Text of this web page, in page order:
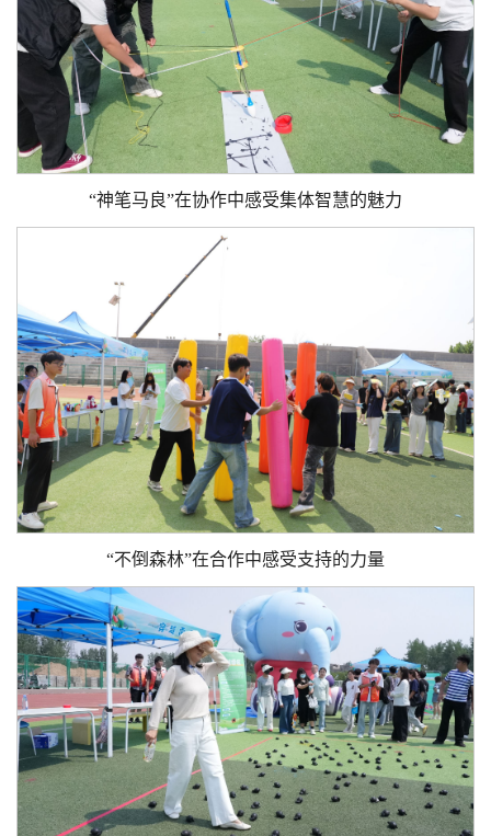
“神笔马良”在协作中感受集体智慧的魅力
“不倒森林”在合作中感受支持的力量